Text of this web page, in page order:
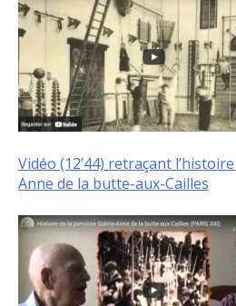
Vidéo (12’44) retraçant
Anne de la butte-aux-Cailles